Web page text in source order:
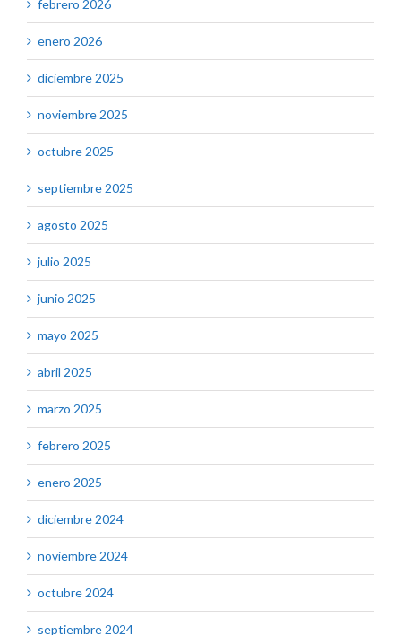
febrero 2026
enero 2026
diciembre 2025
noviembre 2025
octubre 2025
septiembre 2025
agosto 2025
julio 2025
junio 2025
mayo 2025
abril 2025
marzo 2025
febrero 2025
enero 2025
diciembre 2024
noviembre 2024
octubre 2024
septiembre 2024